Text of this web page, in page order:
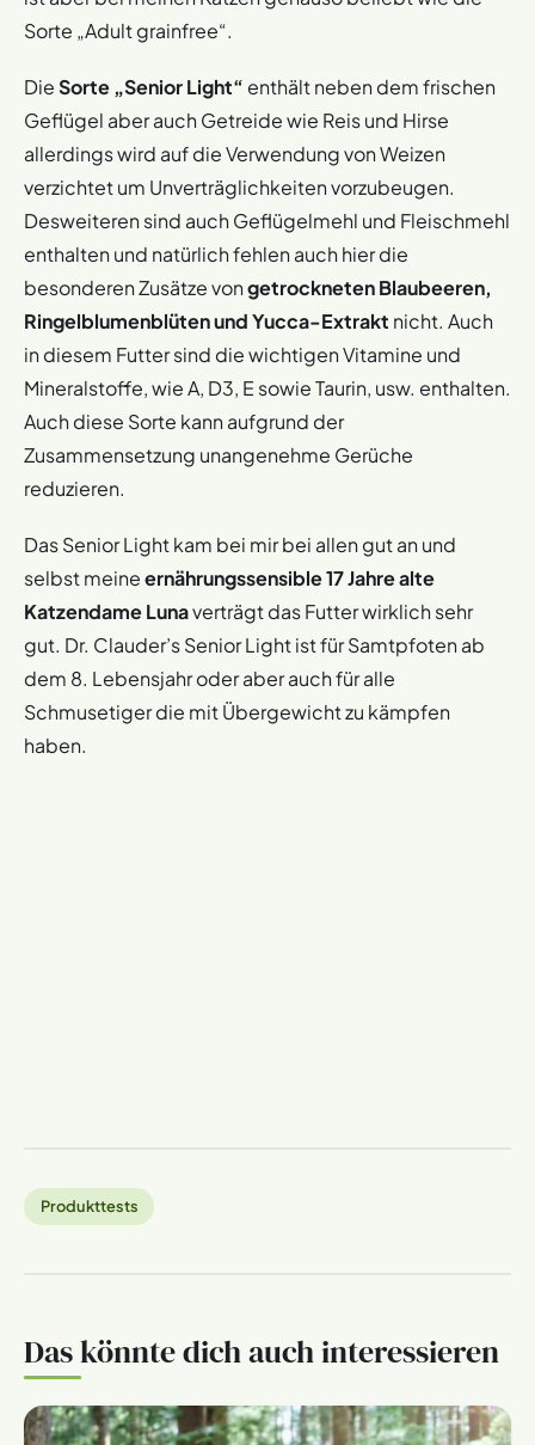
Sorte „Adult grainfree“.
DieSorte „Senior Light“ enthält neben dem frischen
Geflügel aber auch Getreide wie Reis und Hirse
allerdings wird auf die Verwendung von Weizen
verzichtet um Unverträglichkeiten vorzubeugen.
Desweiteren sind auch Geflügelmehl und Fleischmehl
enthalten und natürlich fehlen auch hier die
besonderen Zusätze vongetrockneten Blaubeeren,
Ringelblumenblüten und Yucca-Extrakt nicht. Auch
in diesem Futter sind die wichtigen Vitamine und
Mineralstoffe, wie A, D3, E sowie Taurin, usw. enthalten.
Auch diese Sorte kann aufgrund der
Zusammensetzung unangenehme Gerüche
reduzieren.
Das Senior Light kam bei mir bei allen gut an und
selbst meineernährungssensible 17 Jahre alte
Katzendame Lunaverträgt das Futter wirklich sehr
gut. Dr. Clauder’s Senior Light ist für Samtpfoten ab
dem 8. Lebensjahr oder aber auch für alle
Schmusetiger die mit Übergewicht zu kämpfen
haben.
Produkttests
Das könnte dich auch interessieren